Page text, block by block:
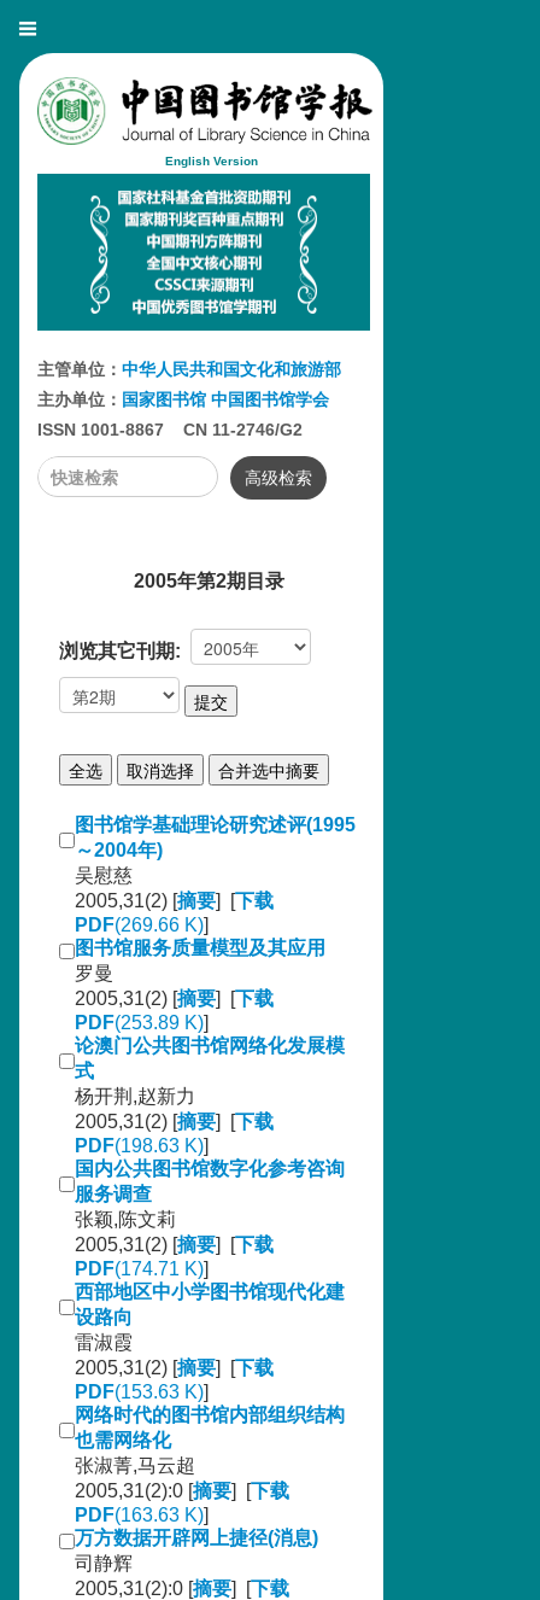
English Version
主管单位： 中华人民共和国文化和旅游部
主办单位： 国家图书馆 中国图书馆学会
ISSN 1001-8867 CN 11-2746/G2
高级检索
2005年第2期目录
浏览其它刊期:
图书馆学基础理论研究述评(1995
～2004年)
吴慰慈
2005,31(2) [摘要] [下载
PDF(269.66 K)]
图书馆服务质量模型及其应用
罗曼
2005,31(2) [摘要] [下载
PDF(253.89 K)]
论澳门公共图书馆网络化发展模
式
杨开荆,赵新力
2005,31(2) [摘要] [下载
PDF(198.63 K)]
国内公共图书馆数字化参考咨询
服务调查
张颖,陈文莉
2005,31(2) [摘要] [下载
PDF(174.71 K)]
西部地区中小学图书馆现代化建
设路向
雷淑霞
2005,31(2) [摘要] [下载
PDF(153.63 K)]
网络时代的图书馆内部组织结构
也需网络化
张淑菁,马云超
2005,31(2):0 [摘要] [下载
PDF(163.63 K)]
万方数据开辟网上捷径(消息)
司静辉
2005,31(2):0 [摘要] [下载